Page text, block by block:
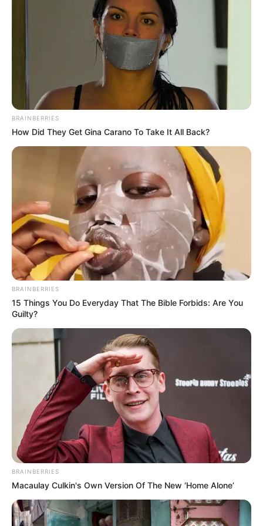
3 Modelos de Bicos de Crochê [Passo a Passo]
Gorro de crochê passo a passo
Índice
Flor de Crochê Passo a Passo
Material Necessário
Passo a Passo
Pétalas da flor
5 Gráficos de Flor de Crochê
Gráfico 1
Gráfico 2
Gráfico 3
Gráfico 4
Gráfico 5
Flor de Crochê Passo a Passo
Material Necessário
Linhas para crochê
Pérola ou botão para dar acabamento
Tesoura
BRAINBERRIES
How Did They Get Gina Carano To Take It All Back?
BRAINBERRIES
15 Things You Do Everyday That The Bible Forbids: Are You
Guilty?
BRAINBERRIES
Macaulay Culkin's Own Version Of The New ‘Home Alone’